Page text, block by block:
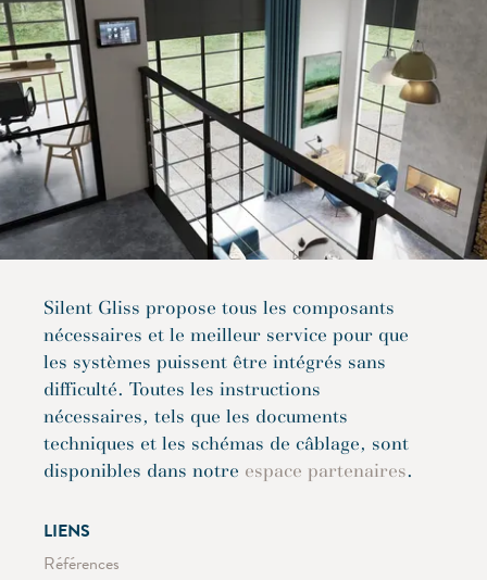
Silent Gliss propose tous les composants
nécessaires et le meilleur service pour que
les systèmes puissent être intégrés sans
difficulté. Toutes les instructions
nécessaires, tels que les documents
techniques et les schémas de câblage, sont
disponibles dans notre espace partenaires.
LIENS
Références